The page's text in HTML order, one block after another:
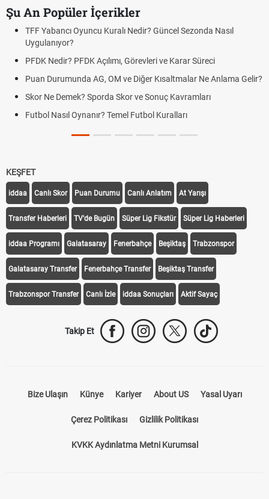
Şu An Popüler İçerikler
TFF Yabancı Oyuncu Kuralı Nedir? Güncel Sezonda Nasıl
Uygulanıyor?
PFDK Nedir? PFDK Açılımı, Görevleri ve Karar Süreci
Puan Durumunda AG, OM ve Diğer Kısaltmalar Ne Anlama Gelir?
Skor Ne Demek? Sporda Skor ve Sonuç Kavramları
Futbol Nasıl Oynanır? Temel Futbol Kuralları
KEŞFET
iddaa Canlı Skor Puan Durumu Canlı Anlatım At Yarışı
Transfer Haberleri TV'de Bugün Süper Lig Fikstür Süper Lig Haberleri
iddaa Programı Galatasaray Fenerbahçe Beşiktaş Trabzonspor
Galatasaray Transfer Fenerbahçe Transfer Beşiktaş Transfer
Trabzonspor Transfer Canlı İzle iddaa Sonuçları Aktif Sayaç
Takip Et
Bize Ulaşın Künye Kariyer About US Yasal Uyarı
Çerez Politikası Gizlilik Politikası
KVKK Aydınlatma Metni Kurumsal